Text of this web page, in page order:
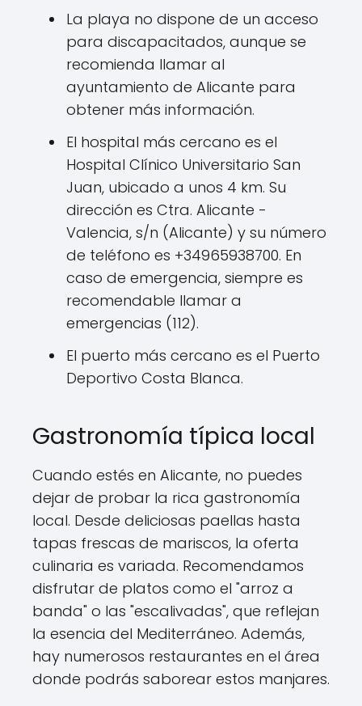
La playa no dispone de un acceso
para discapacitados, aunque se
recomienda llamar al
ayuntamiento de Alicante para
obtener más información.
El hospital más cercano es el
Hospital Clínico Universitario San
Juan, ubicado a unos 4 km. Su
dirección es Ctra. Alicante -
Valencia, s/n (Alicante) y su número
de teléfono es +34965938700. En
caso de emergencia, siempre es
recomendable llamar a
emergencias (112).
El puerto más cercano es el Puerto
Deportivo Costa Blanca.
Gastronomía típica local
Cuando estés en Alicante, no puedes
dejar de probar la rica gastronomía
local. Desde deliciosas paellas hasta
tapas frescas de mariscos, la oferta
culinaria es variada. Recomendamos
disfrutar de platos como el "arroz a
banda" o las "escalivadas", que reflejan
la esencia del Mediterráneo. Además,
hay numerosos restaurantes en el área
donde podrás saborear estos manjares.